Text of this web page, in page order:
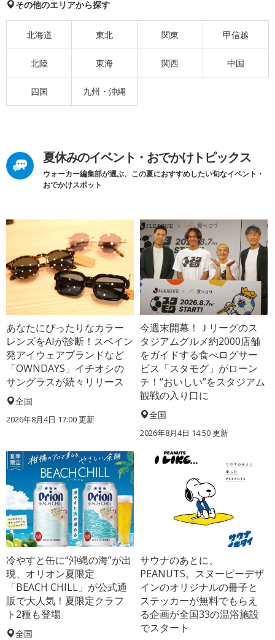
その他のエリアから探す
北海道 東北 関東 甲信越
北陸 東海 関西 中国
四国 九州・沖縄
夏休みのイベント・おでかけトピックス
ウォーカー編集部が選ぶ、この夏におすすめしたい旬なイベント・
おでかけスポット
あなたにぴったりなカラー
レンズをAIが診断！スペイン
発アイウェアブランドなど
「OWNDAYS」イチオシの
サングラスが続々リリース
全国
2026年8月4日 17:00更新
今週末開幕！Ｊリーグのス
タジアムグルメ約2000店舗
をガイドする食べログサー
ビス「スタモグ」がローン
チ！“おいしい”をスタジアム
観戦の入り口に
全国
2026年8月4日 14:50更新
冷やすと缶に“沖縄の海”が出
現、オリオン夏限定
「BEACH CHILL」が公式通
販で大人気！夏限定クラフ
ト2種も登場
全国
サウナのあとに、
PEANUTS。スヌーピーデザ
インのオリジナルの冊子と
ステッカーが無料でもらえ
る企画が全国33の温浴施設
でスタート